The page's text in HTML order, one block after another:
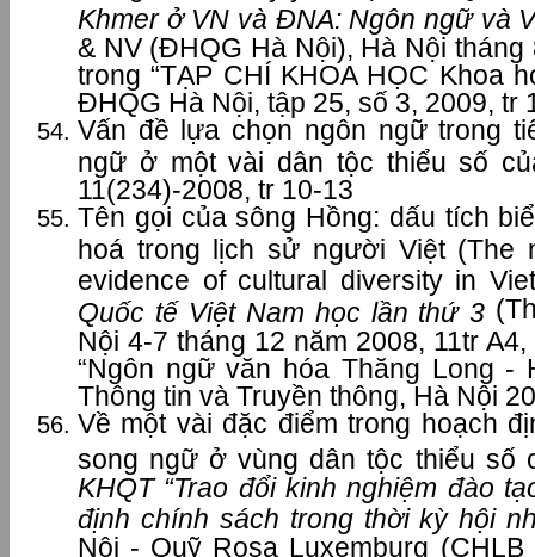
Khmer ở VN và ĐNA: Ngôn ngữ và
& NV (ĐHQG Hà Nội), Hà Nội tháng
trong “TẠP CHÍ KHOA HỌC Khoa
ĐHQG Hà Nội, tập 25, số 3, 2009, tr
Vấn đề lựa chọn ngôn ngữ trong
ngữ ở một vài dân tộc thiểu số
11(234)-2008, tr 10-13
Tên gọi của sông Hồng: dấu tích
hoá trong lịch sử người Việt (The
evidence of cultural diversity in
Quốc tế Việt Nam học lần thứ 3
Nội 4-7 tháng 12 năm 2008, 11tr
“Ngôn ngữ văn hóa Thăng Long -
Thông tin và Truyền thông, Hà Nội
Về một vài đặc điểm trong hoạch
song ngữ ở vùng dân tộc thiểu số
KHQT “Trao đổi kinh nghiệm đào
định chính sách trong thời kỳ hội
Nội - Quỹ Rosa Luxemburg